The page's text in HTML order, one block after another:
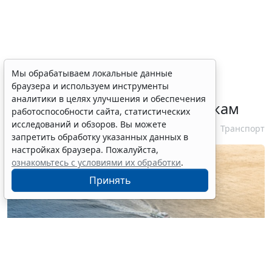
При госрегистрации судна
определят соответствие
идентифицирующим признакам
7 августа 2026 12:34 Транспорт
Мы обрабатываем локальные данные
браузера и используем инструменты
аналитики в целях улучшения и обеспечения
работоспособности сайта, статистических
исследований и обзоров. Вы можете
запретить обработку указанных данных в
настройках браузера. Пожалуйста,
ознакомьтесь с условиями их обработки.
Принять